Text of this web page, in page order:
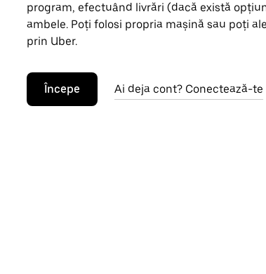
program, efectuând livrări (dacă există
ambele. Poți folosi propria mașină sau poți
prin Uber.
Începe Ai deja cont? Conectează-te